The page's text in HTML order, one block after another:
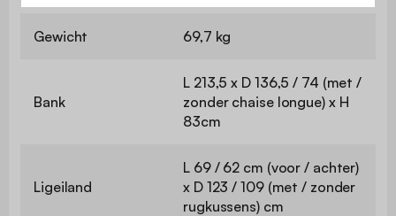
Gewicht 69,7 kg
Bank
L 213,5 x D 136,5 / 74 (met /
zonder chaise longue) x H
83cm
Ligeiland
L 69 / 62 cm (voor / achter)
x D 123 / 109 (met / zonder
rugkussens) cm